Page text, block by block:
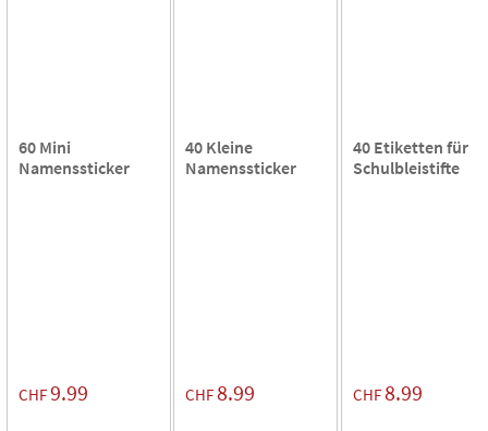
60 Mini
Namenssticker
CHF9.99
40 Kleine
Namenssticker
CHF8.99
40 Etiketten für
Schulbleistifte
CHF8.99